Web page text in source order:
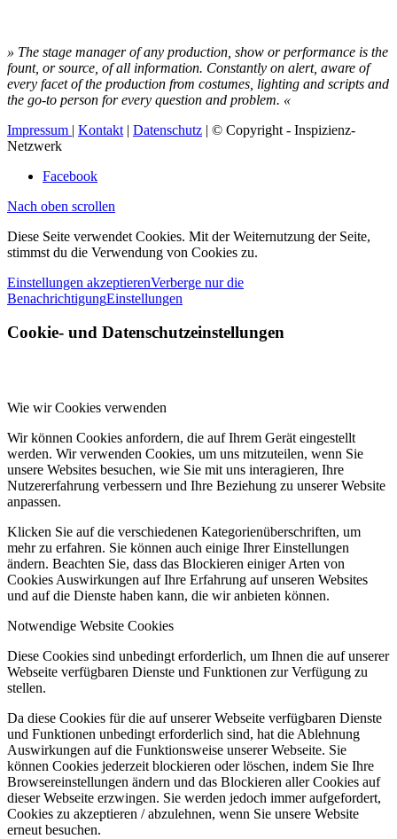
» The stage manager of any production, show or performance is the
fount, or source, of all information. Constantly on alert, aware of
every facet of the production from costumes, lighting and scripts and
the go-to person for every question and problem. «
Impressum | Kontakt | Datenschutz | © Copyright - Inspizienz-
Netzwerk
Facebook
Nach oben scrollen
Diese Seite verwendet Cookies. Mit der Weiternutzung der Seite,
stimmst du die Verwendung von Cookies zu.
Einstellungen akzeptierenVerberge nur die
BenachrichtigungEinstellungen
Cookie- und Datenschutzeinstellungen
Wie wir Cookies verwenden
Wir können Cookies anfordern, die auf Ihrem Gerät eingestellt
werden. Wir verwenden Cookies, um uns mitzuteilen, wenn Sie
unsere Websites besuchen, wie Sie mit uns interagieren, Ihre
Nutzererfahrung verbessern und Ihre Beziehung zu unserer Website
anpassen.
Klicken Sie auf die verschiedenen Kategorienüberschriften, um
mehr zu erfahren. Sie können auch einige Ihrer Einstellungen
ändern. Beachten Sie, dass das Blockieren einiger Arten von
Cookies Auswirkungen auf Ihre Erfahrung auf unseren Websites
und auf die Dienste haben kann, die wir anbieten können.
Notwendige Website Cookies
Diese Cookies sind unbedingt erforderlich, um Ihnen die auf unserer
Webseite verfügbaren Dienste und Funktionen zur Verfügung zu
stellen.
Da diese Cookies für die auf unserer Webseite verfügbaren Dienste
und Funktionen unbedingt erforderlich sind, hat die Ablehnung
Auswirkungen auf die Funktionsweise unserer Webseite. Sie
können Cookies jederzeit blockieren oder löschen, indem Sie Ihre
Browsereinstellungen ändern und das Blockieren aller Cookies auf
dieser Webseite erzwingen. Sie werden jedoch immer aufgefordert,
Cookies zu akzeptieren / abzulehnen, wenn Sie unsere Website
erneut besuchen.